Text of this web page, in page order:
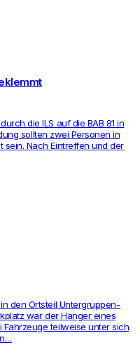
die ILS auf die BAB 81 in
sollten zwei Per­sonen in
sein. Nach Ein­treffen und der
den Orts­teil Unter­grup­pen­
war der Hänger eines
teil­weise unter sich